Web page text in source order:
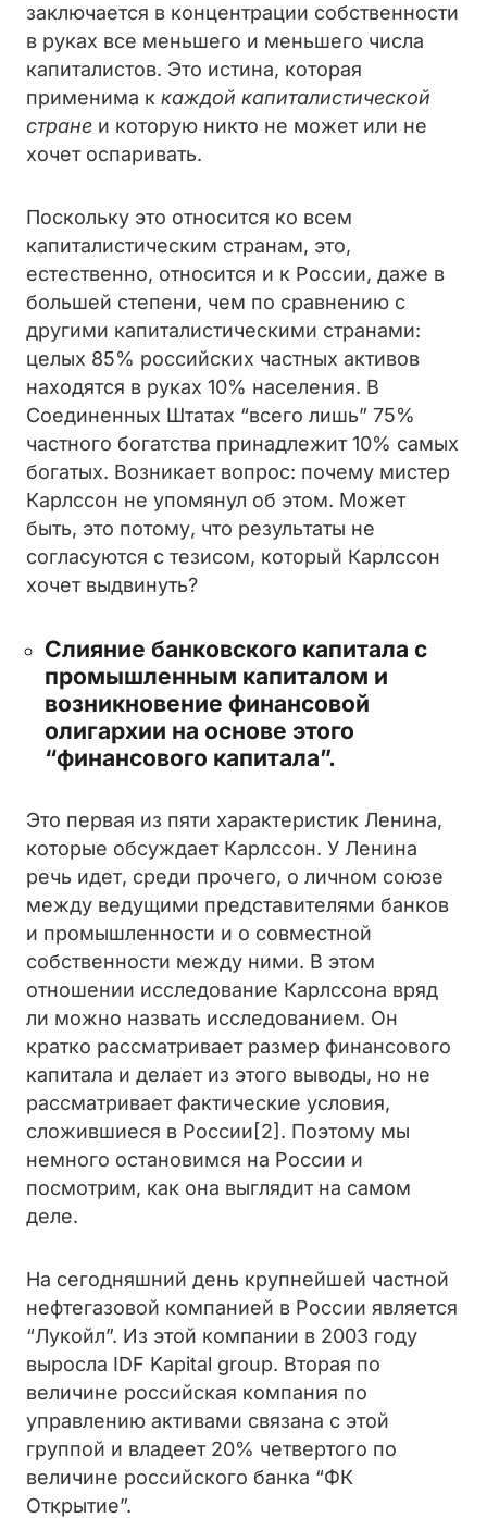
заключается в концентрации собственности
в руках все меньшего и меньшего числа
капиталистов. Это истина, которая
применима к каждой капиталистической
стране и которую никто не может или не
хочет оспаривать.
Поскольку это относится ко всем
капиталистическим странам, это,
естественно, относится и к России, даже в
большей степени, чем по сравнению с
другими капиталистическими странами:
целых 85% российских частных активов
находятся в руках 10% населения. В
Соединенных Штатах “всего лишь” 75%
частного богатства принадлежит 10% самых
богатых. Возникает вопрос: почему мистер
Карлссон не упомянул об этом. Может
быть, это потому, что результаты не
согласуются с тезисом, который Карлссон
хочет выдвинуть?
Слияние банковского капитала с
промышленным капиталом и
возникновение финансовой
олигархии на основе этого
“финансового капитала”.
Это первая из пяти характеристик Ленина,
которые обсуждает Карлссон. У Ленина
речь идет, среди прочего, о личном союзе
между ведущими представителями банков
и промышленности и о совместной
собственности между ними. В этом
отношении исследование Карлссона вряд
ли можно назвать исследованием. Он
кратко рассматривает размер финансового
капитала и делает из этого выводы, но не
рассматривает фактические условия,
сложившиеся в России[2]. Поэтому мы
немного остановимся на России и
посмотрим, как она выглядит на самом
деле.
На сегодняшний день крупнейшей частной
нефтегазовой компанией в России является
“Лукойл”. Из этой компании в 2003 году
выросла IDF Kapital group. Вторая по
величине российская компания по
управлению активами связана с этой
группой и владеет 20% четвертого по
величине российского банка “ФК
Открытие”.